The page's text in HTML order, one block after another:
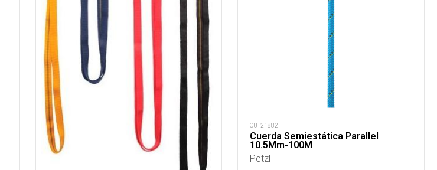
OUT21882
Cuerda Semiestática Parallel
10.5Mm-100M
Petzl